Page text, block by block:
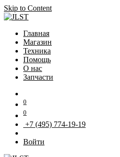
Skip to Content
Главная
Магазин
Техника
Помощь
О нас
Запчасти
0
0
+7 (495) 774-19-19
Войти